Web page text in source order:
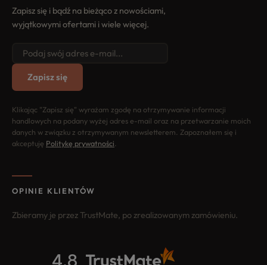
Zapisz się i bądź na bieżąco z nowościami,
wyjątkowymi ofertami i wiele więcej.
Zapisz się
Klikając "Zapisz się" wyrażam zgodę na otrzymywanie informacji
handlowych na podany wyżej adres e-mail oraz na przetwarzanie moich
danych w związku z otrzymywanym newsletterem. Zapoznałem się i
akceptuję Politykę prywatności
OPINIE KLIENTÓW
Zbieramy je przez TrustMate, po zrealizowanym zamówieniu.